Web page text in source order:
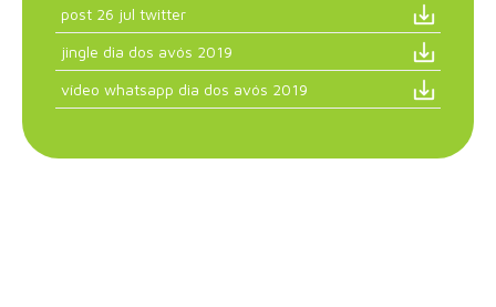
post 26 jul twitter
jingle dia dos avós 2019
vídeo whatsapp dia dos avós 2019